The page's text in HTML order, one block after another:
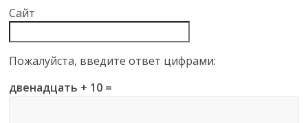
Сайт
Пожалуйста, введите ответ цифрами:
двенадцать + 10 =